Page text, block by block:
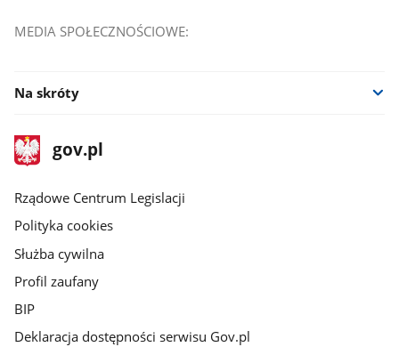
MEDIA SPOŁECZNOŚCIOWE:
Na skróty
stopka
gov.plStrona
gov.pl
Rządowe Centrum Legislacji
Polityka cookies
Służba cywilna
Profil zaufany
BIP
Deklaracja dostępności serwisu Gov.pl